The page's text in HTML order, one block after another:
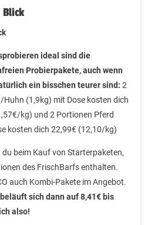
Blick
ideal sind die
Probierpakete, auch wenn
ein bisschen teurer sind: 2
Huhn (1,9kg) mit Dose kosten dich
kg) und 2 Portionen Pferd
kosten dich 22,99€ (12,10/kg)
du beim Kauf von Starterpaketen,
des FrischBarfs enthalten.
auch Kombi-Pakete im Angebot.
sich dann auf 8,41€ bis
also!